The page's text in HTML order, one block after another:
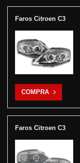
Faros Citroen C3
COMPRA
Faros Citroen C3